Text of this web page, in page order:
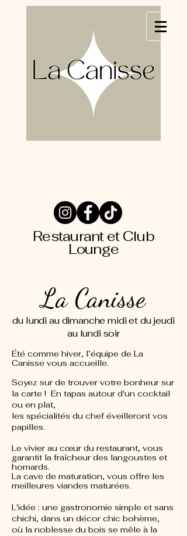
Restaurant et Club
Lounge
La Canisse
du lundi au dimanche midi et du jeudi
au lundi soir
Été comme hiver, l’équipe de La
Canisse vous accueille.
Soyez sur de trouver votre bonheur sur
la carte ! En tapas autour d'un cocktail
ou en plat,
les spécialités du chef éveilleront vos
papilles.
Le vivier au cœur du restaurant, vous
garantit la fraîcheur des langoustes et
homards.
La cave de maturation, vous offre les
meilleures viandes maturées.
L'idée : une gastronomie simple et sans
chichi, dans un décor chic bohème,
où la noblesse du bois se mêle à la